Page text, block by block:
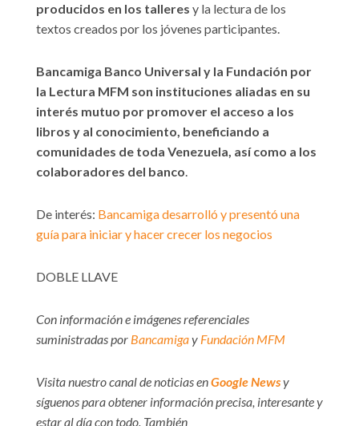
producidos en los talleres y la lectura de los
textos creados por los jóvenes participantes.
Bancamiga Banco Universal y la Fundación por
la Lectura MFM son instituciones aliadas en su
interés mutuo por promover el acceso a los
libros y al conocimiento, beneficiando a
comunidades de toda Venezuela, así como a los
colaboradores del banco.
De interés: Bancamiga desarrolló y presentó una
guía para iniciar y hacer crecer los negocios
DOBLE LLAVE
Con información e imágenes referenciales
suministradas por Bancamigay Fundación MFM
Visita nuestro canal de noticias enGoogle Newsy
síguenos para obtener información precisa, interesante y
estar al día con todo. También